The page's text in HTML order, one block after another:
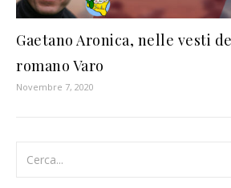
Gaetano Aronica, nelle vesti
romano Varo
Novembre 7, 2020